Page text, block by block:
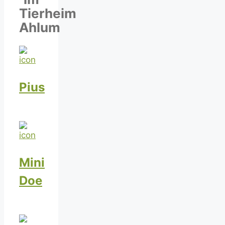
Tierheim
Ahlum
Pius
Mini
Doe